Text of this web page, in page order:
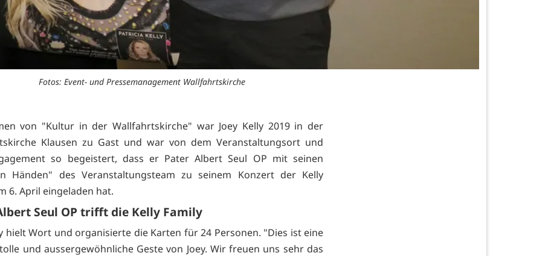
Fotos: Event- und Pressemanagement Wallfahrtskirche
von "Kultur in der Wallfahrtskirche" war Joey Kelly 2019 in der
Klausen zu Gast und war von dem Veranstaltungsort und
so begeistert, dass er Pater Albert Seul OP mit seinen
Händen" des Veranstaltungsteam zu seinem Konzert der Kelly
6. April eingeladen hat.
Seul OP trifft die Kelly Family
hielt Wort und organisierte die Karten für 24 Personen. "Dies ist eine
und aussergewöhnliche Geste von Joey. Wir freuen uns sehr das